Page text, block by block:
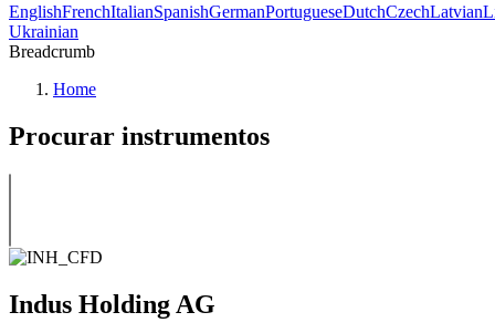
EnglishFrenchItalianSpanishGermanPortugueseDutchCzechLatvian
Ukrainian
Breadcrumb
Home
Procurar instrumentos
Indus Holding AG